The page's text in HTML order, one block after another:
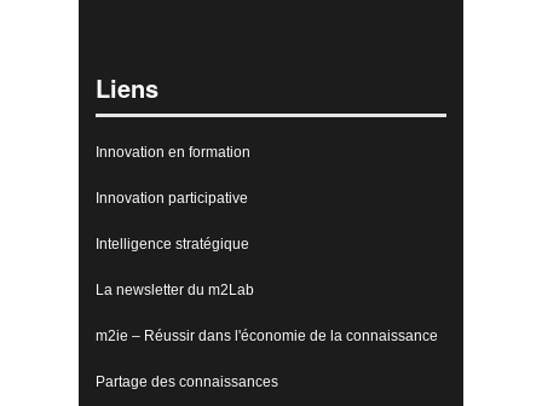
Liens
Innovation en formation
Innovation participative
Intelligence stratégique
La newsletter du m2Lab
m2ie – Réussir dans l'économie de la connaissance
Partage des connaissances